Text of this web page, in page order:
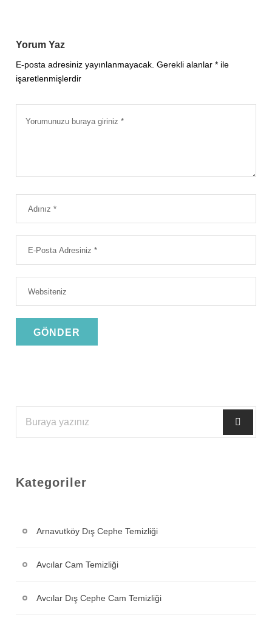
Yorum Yaz
E-posta adresiniz yayınlanmayacak. Gerekli alanlar* ile
işaretlenmişlerdir
Kategoriler
Arnavutköy Dış Cephe Temizliği
Avcılar Cam Temizliği
Avcılar Dış Cephe Cam Temizliği